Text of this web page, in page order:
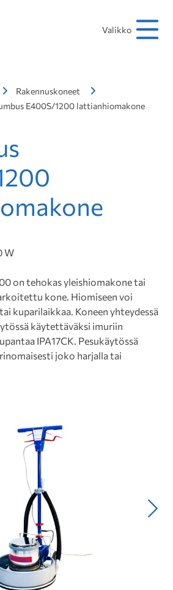
Valikko
Rakennuskoneet
E400S/1200 lattianhiomakone
W
on tehokas yleishiomakone tai
kone. Hiomiseen voi
kuparilaikkaa. Koneen yhteydessä
käytettäväksi imuriin
IPA17CK. Pesukäytössä
joko harjalla tai